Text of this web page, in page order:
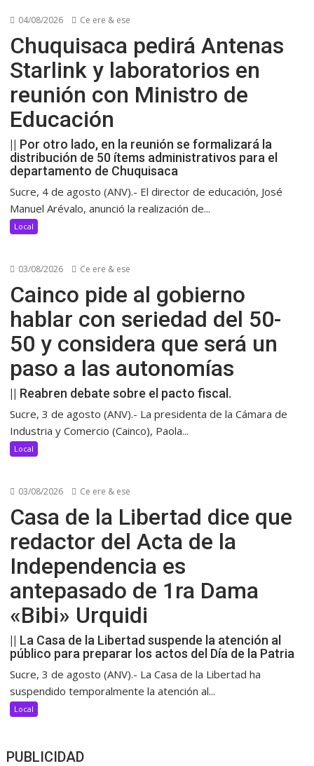
04/08/2026 Ce ere & ese
Chuquisaca pedirá Antenas
Starlink y laboratorios en
reunión con Ministro de
Educación
|| Por otro lado, en la reunión se formalizará la
distribución de 50 ítems administrativos para el
departamento de Chuquisaca
Sucre, 4 de agosto (ANV).- El director de educación, José
Manuel Arévalo, anunció la realización de...
Local
03/08/2026 Ce ere & ese
Cainco pide al gobierno
hablar con seriedad del 50-
50 y considera que será un
paso a las autonomías
|| Reabren debate sobre el pacto fiscal.
Sucre, 3 de agosto (ANV).- La presidenta de la Cámara de
Industria y Comercio (Cainco), Paola...
Local
03/08/2026 Ce ere & ese
Casa de la Libertad dice que
redactor del Acta de la
Independencia es
antepasado de 1ra Dama
«Bibi» Urquidi
|| La Casa de la Libertad suspende la atención al
público para preparar los actos del Día de la Patria
Sucre, 3 de agosto (ANV).- La Casa de la Libertad ha
suspendido temporalmente la atención al...
Local
PUBLICIDAD